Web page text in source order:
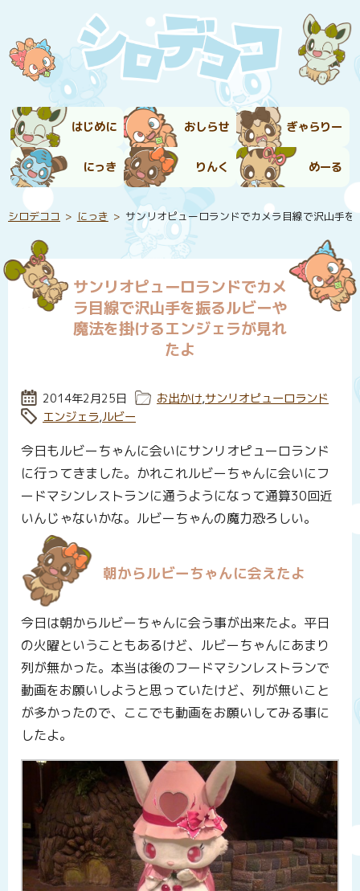
はじめに おしらせ ぎゃらりー
にっき りんく めーる
シロデココ にっき サンリオピューロランドでカメラ目線で沢山手
サンリオピューロランドでカメ
ラ目線で沢山手を振るルビーや
魔法を掛けるエンジェラが見れ
たよ
投稿日:
2014年2月25日 カテゴリー:
お出かけ,サンリオピューロランド
タグ:
エンジェラ,ルビー
今日もルビーちゃんに会いにサンリオピューロランド
に行ってきました。かれこれルビーちゃんに会いにフ
ードマシンレストランに通うようになって通算30回近
いんじゃないかな。ルビーちゃんの魔力恐ろしい。
朝からルビーちゃんに会えたよ
今日は朝からルビーちゃんに会う事が出来たよ。平日
の火曜ということもあるけど、ルビーちゃんにあまり
列が無かった。本当は後のフードマシンレストランで
動画をお願いしようと思っていたけど、列が無いこと
が多かったので、ここでも動画をお願いしてみる事に
したよ。